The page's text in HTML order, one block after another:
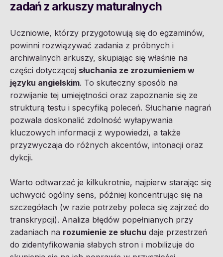
zadań z arkuszy maturalnych
Uczniowie, którzy przygotowują się do egzaminów,
powinni rozwiązywać zadania z próbnych i
archiwalnych arkuszy, skupiając się właśnie na
części dotyczącej słuchania ze zrozumieniem w
języku angielskim. To skuteczny sposób na
rozwijanie tej umiejętności oraz zapoznanie się ze
strukturą testu i specyfiką poleceń. Słuchanie nagrań
pozwala doskonalić zdolność wyłapywania
kluczowych informacji z wypowiedzi, a także
przyzwyczaja do różnych akcentów, intonacji oraz
dykcji.
Warto odtwarzać je kilkukrotnie, najpierw starając się
uchwycić ogólny sens, później koncentrując się na
szczegółach (w razie potrzeby poleca się zajrzeć do
transkrypcji). Analiza błędów popełnianych przy
zadaniach na rozumienie ze słuchu daje przestrzeń
do zidentyfikowania słabych stron i mobilizuje do